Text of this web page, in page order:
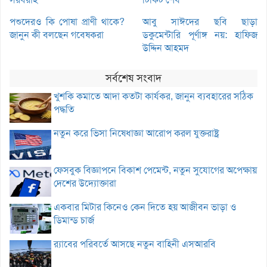
পশুদেরও কি পোষা প্রাণী থাকে?
জানুন কী বলছেন গবেষকরা
আবু সাঈদের ছবি ছাড়া
ডকুমেন্টারি পূর্ণাঙ্গ নয়: হাফিজ
উদ্দিন আহমদ
সর্বশেষ সংবাদ
খুশকি কমাতে আদা কতটা কার্যকর, জানুন ব্যবহারের সঠিক
পদ্ধতি
নতুন করে ভিসা নিষেধাজ্ঞা আরোপ করল যুক্তরাষ্ট্র
ফেসবুক বিজ্ঞাপনে বিকাশ পেমেন্ট, নতুন সুযোগের অপেক্ষায়
দেশের উদ্যোক্তারা
একবার মিটার কিনেও কেন দিতে হয় আজীবন ভাড়া ও
ডিমান্ড চার্জ
র‌্যাবের পরিবর্তে আসছে নতুন বাহিনী এসআরবি